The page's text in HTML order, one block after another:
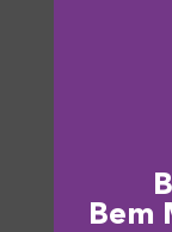
Bem